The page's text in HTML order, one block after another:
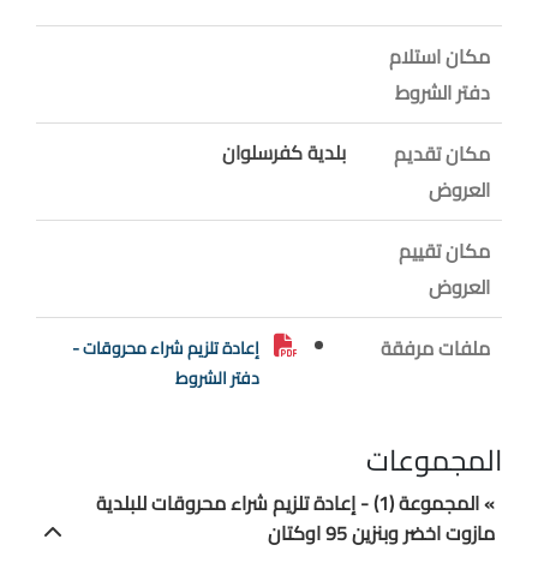
مكان استلام
دفتر الشروط
مكان تقديم
العروض
بلدية كفرسلوان
مكان تقييم
العروض
ملفات مرفقة
إعادة تلزيم شراء محروقات -
دفتر الشروط
المجموعات
» المجموعة (1) - إعادة تلزيم شراء محروقات للبلدية
مازوت اخضر وبنزين 95 اوكتان